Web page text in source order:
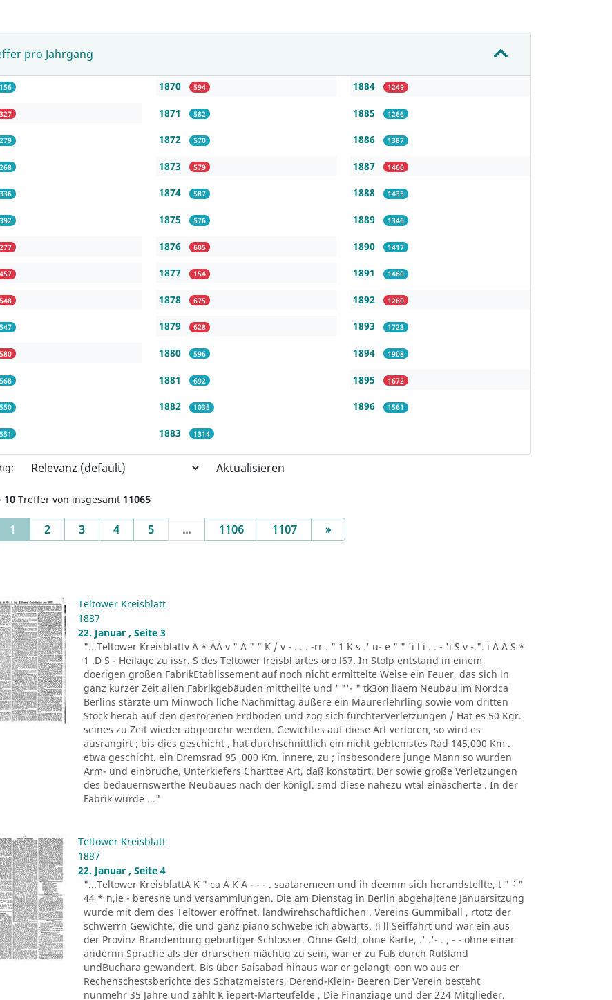
pro Jahrgang
156
327
279
268
336
392
277
457
548
547
580
568
550
551
1870 594
1871 582
1872 570
1873 579
1874 587
1875 576
1876 605
1877 154
1878 675
1879 628
1880 596
1881 692
1882 1035
1883 1314
1884 1249
1885 1266
1886 1387
1887 1460
1888 1435
1889 1346
1890 1417
1891 1460
1892 1260
1893 1723
1894 1908
1895 1672
1896 1561
Aktualisieren
10 Treffer von insgesamt 11065
1 (current)
2 3 4 5 ... 1106 1107 »Next
Teltower Kreisblatt
1887
22. Januar , Seite 3
"...Teltower Kreisblattv A * AA v " A " " K / v - . . . -rr . " ´1 K s .' u- e " " 'i l i . . - 'i S v -.". i A A S *
1 .D S - Heilage zu issr. S des Teltower lreisbl artes oro l67. In Stolp entstand in einem
doerigen großen FabrikEtablissement auf noch nicht ermittelte Weise ein Feuer, das sich in
ganz kurzer Zeit allen Fabrikgebäuden mittheilte und ' "'- " tk3on liaem Neubau im Nordca
Berlins stärzte um Minwoch liche Nachmittag äußere ein Maurerlehrling sowie vom dritten
Stock herab auf den gesrorenen Erdboden und zog sich fürchterVerletzungen / Hat es 50 Kgr.
seines zu Zeit wieder abgeorehr werden. Gewichtes auf diese Art verloren, so wird es
ausrangirt ; bis dies geschicht , hat durchschnittlich ein nicht gebtemstes Rad 145,000 Km .
etwa geschicht. ein Dremsrad 95 ,000 Km. innere, zu ; insbesondere junge Mann so wurden
Arm- und einbrüche, Unterkiefers Charttee Art, daß konstatirt. Der sowie große Verletzungen
des bedauernswerthe Neubaues nach der königl. smd diese nahezu wtal einäscherte . In der
Fabrik wurde ..."
Teltower Kreisblatt
1887
22. Januar , Seite 4
"...Teltower KreisblattA K " ca A K A - - - . saataremeen und ih deemm sich herandstellte, t " ´- "
44 * n,ie - beresne und versammlungen. Die am Dienstag in Berlin abgehaltene Januarsitzung
wurde mit dem des Teltower eröffnet. landwirehschaftlichen . Vereins Gummiball , rtotz der
schwerrn Gewichte, die und ganz piano schwebe ich abwärts. !i ll Seiffahrt und war ein aus
der Provinz Brandenburg geburtiger Schlosser. Ohne Geld, ohne Karte, .' .'- . , - - ohne einer
andernn Sprache als der drurschen mächtig zu sein, war er zu Fuß durch Rußland
undBuchara gewandert. Bis über Saisabad hinaus war er gelangt, oon wo aus er
Rechenschestsberichte des Schatzmeisters, Derend-Klein- Beeren Der Verein besteht
nunmehr 35 Jahre und zählt K iepert-Marteufelde , Die Finanziage und der 224 Mitglieder.